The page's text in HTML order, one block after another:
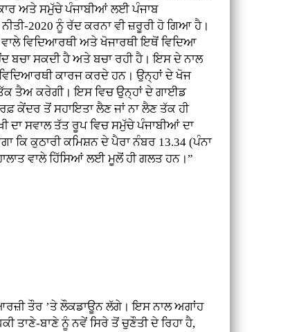
ਅਤੇ ਸਮੁੱਚੇ ਪੰਜਾਬੀਆਂ ਲਈ ਪੰਜਾਬ
2020 ਨੂੰ ਰੱਦ ਕਰਨਾ ਵੀ ਜ਼ਰੂਰੀ ਹੋ ਗਿਆ ਹੈ।
ਵਿਦਿਆਰਥੀ ਅਤੇ ਖੋਜਾਰਥੀ ਇਥੋਂ ਵਿਦਿਆ
ਬਚਾ ਸਕਦੀ ਹੈ ਅਤੇ ਬਚਾ ਰਹੀ ਹੈ। ਇਸ ਦੇ ਨਾਲ
ਕਾਰਜ ਕਰਦੇ ਹਨ। ਉਨ੍ਹਾਂ ਦੇ ਖੋਜ
ਤੱਕ ਤੈਅ ਕਰੇਗੀ। ਇਸ ਵਿਚ ਉਨ੍ਹਾਂ ਦੇ ਗਾਈਡ
ਕੇਂਦਰ ਤੋਂ ਸਹਾਇਤਾ ਲੈਣ ਜਾਂ ਨਾ ਲੈਣ ਤੱਕ ਹੀ
ਦਾ ਸਵਾਲ ਤੱਤ ਰੂਪ ਵਿਚ ਸਮੁੱਚੇ ਪੰਜਾਬੀਆਂ ਦਾ
ਕੁਠਾਰੀ ਕਮਿਸ਼ਨ ਦੇ ਪੈਰਾ ਨੰਬਰ 13.34 (ਪੰਨਾ
ਵਾਲੇ ਹਿੱਸਿਆਂ ਲਈ ਮੂਲੋਂ ਹੀ ਗਲਤ ਹਨ।”
ਤੌਰ ’ਤੇ ਲੌਕਡਾਊਨ ਲੱਗੇ। ਇਸ ਨਾਲ ਅਗਾਂਹ
ਬਾਣੇ ਨੂੰ ਨਵੇਂ ਸਿਰੇ ਤੋਂ ਚੁਣੌਤੀ ਦੇ ਰਿਹਾ ਹੈ,